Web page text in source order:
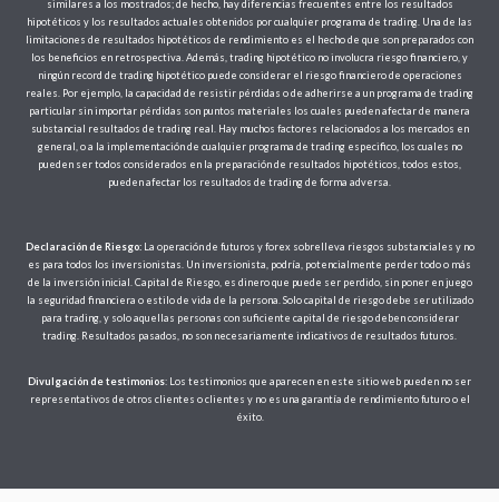
similares a los mostrados; de hecho, hay diferencias frecuentes entre los resultados
hipotéticos y los resultados actuales obtenidos por cualquier programa de trading. Una de las
limitaciones de resultados hipotéticos de rendimiento es el hecho de que son preparados con
los beneficios en retrospectiva. Además, trading hipotético no involucra riesgo financiero, y
ningún record de trading hipotético puede considerar el riesgo financiero de operaciones
reales. Por ejemplo, la capacidad de resistir pérdidas o de adherirse a un programa de trading
particular sin importar pérdidas son puntos materiales los cuales pueden afectar de manera
substancial resultados de trading real. Hay muchos factores relacionados a los mercados en
general, o a la implementación de cualquier programa de trading especifico, los cuales no
pueden ser todos considerados en la preparación de resultados hipotéticos, todos estos,
pueden afectar los resultados de trading de forma adversa.
Declaración de Riesgo:La operación de futuros y forex sobrelleva riesgos substanciales y no
es para todos los inversionistas. Un inversionista, podría, potencialmente perder todo o más
de la inversión inicial. Capital de Riesgo, es dinero que puede ser perdido, sin poner en juego
la seguridad financiera o estilo de vida de la persona. Solo capital de riesgo debe ser utilizado
para trading, y solo aquellas personas con suficiente capital de riesgo deben considerar
trading. Resultados pasados, no son necesariamente indicativos de resultados futuros.
Divulgación de testimonios: Los testimonios que aparecen en este sitio web pueden no ser
representativos de otros clientes o clientes y no es una garantía de rendimiento futuro o el
éxito.